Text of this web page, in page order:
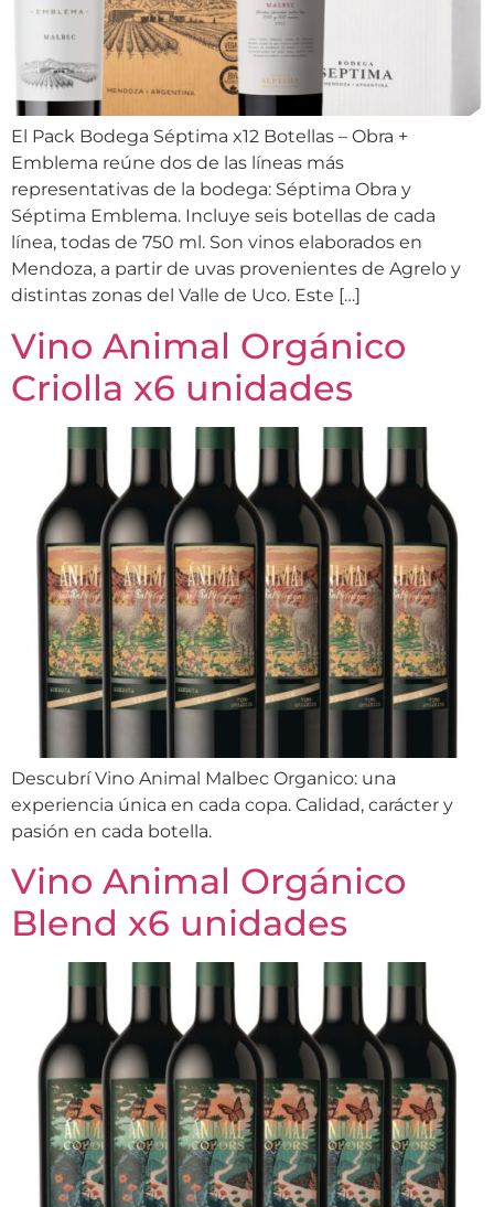
El Pack Bodega Séptima x12 Botellas – Obra +
Emblema reúne dos de las líneas más
representativas de la bodega: Séptima Obra y
Séptima Emblema. Incluye seis botellas de cada
línea, todas de 750 ml. Son vinos elaborados en
Mendoza, a partir de uvas provenientes de Agrelo y
distintas zonas del Valle de Uco. Este […]
Vino Animal Orgánico
Criolla x6 unidades
Descubrí Vino Animal Malbec Organico: una
experiencia única en cada copa. Calidad, carácter y
pasión en cada botella.
Vino Animal Orgánico
Blend x6 unidades